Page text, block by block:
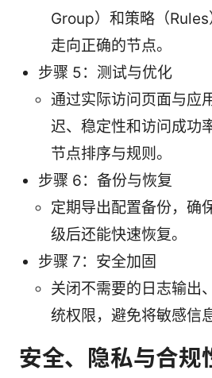
Group）和策略（
走向正确的节点。
步骤 5：测试与优化
通过实际访问页面与应
迟、稳定性和访问成功
节点排序与规则。
步骤 6：备份与恢复
定期导出配置备份，确
级后还能快速恢复。
步骤 7：安全加固
关闭不需要的日志输出
统权限，避免将敏感信
安全、隐私与合规